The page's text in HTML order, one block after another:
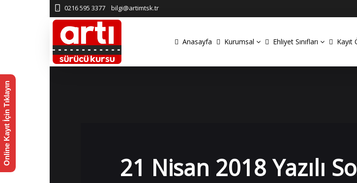
0216 595 3377 bilgi@artimtsk.tr
Anasayfa Kurumsal Ehliyet Sınıfları Kayıt
21 Nisan 2018 Yazılı
Online Kayıt İçin Tıklayın